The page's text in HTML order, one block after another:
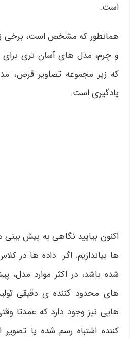
است.
همانطور که مشخص است، برخی
و چرم، مدل های آسان تری برای
که زیر مجموعه تصاویر قرص،
یادگیری است.
اکنون بیایید نگاهی به پیش
شده باشد، در اکثر موارد
های محدود کننده ی دقیقی
هایی نیز وجود دارد که عمدتا
کننده اشتباه رسم شده یا